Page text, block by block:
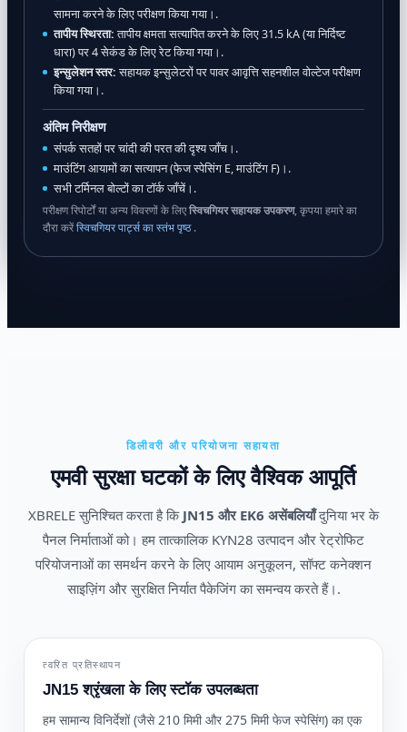
सामना करने के लिए परीक्षण किया गया।.
तापीय स्थिरता:तापीय क्षमता सत्यापित करने के लिए 31.5 kA (या निर्दिष्ट
धारा) पर 4 सेकंड के लिए रेट किया गया।.
इन्सुलेशन स्तर:सहायक इन्सुलेटरों पर पावर आवृत्ति सहनशील वोल्टेज परीक्षण
किया गया।.
अंतिम निरीक्षण
संपर्क सतहों पर चांदी की परत की दृश्य जाँच।.
माउंटिंग आयामों का सत्यापन (फेज स्पेसिंग E, माउंटिंग F)।.
सभी टर्मिनल बोल्टों का टॉर्क जाँचें।.
परीक्षण रिपोर्टों या अन्य विवरणों के लिएस्विचगियर सहायक उपकरण, कृपया हमारे का
दौरा करेंस्विचगियर पार्ट्स का स्तंभ पृष्ठ.
डिलीवरी और परियोजना सहायता
एमवी सुरक्षा घटकों के लिए वैश्विक आपूर्ति
XBRELE सुनिश्चित करता है कि JN15 और EK6 असेंबलियाँदुनिया भर के
पैनल निर्माताओं को। हम तात्कालिक KYN28 उत्पादन और रेट्रोफिट
परियोजनाओं का समर्थन करने के लिए आयाम अनुकूलन, सॉफ्ट कनेक्शन
साइज़िंग और सुरक्षित निर्यात पैकेजिंग का समन्वय करते हैं।.
त्वरित प्रतिस्थापन
JN15 श्रृंखला के लिए स्टॉक उपलब्धता
हम सामान्य विनिर्देशों (जैसे 210 मिमी और 275 मिमी फेज स्पेसिंग) का एक